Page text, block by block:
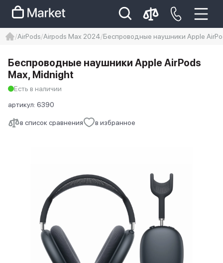
Iphone 14 pro max
айфон 14
AirPods Airpods Max 2024 Беспроводные наушники Apple
в список сравнения в избранное
Беспроводные наушники Apple AirPods
Max, Midnight
Есть в наличии
артикул: 6390